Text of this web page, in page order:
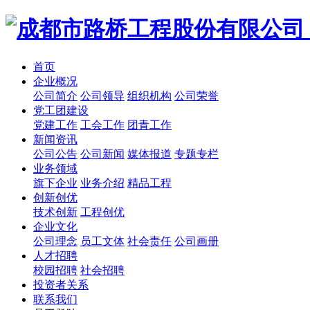
首页
企业概况
公司简介 公司领导 组织机构 公司荣誉
党工团建设
党建工作 工会工作 团青工作
新闻资讯
公司公告 公司新闻 媒体报道 专题专栏
业务领域
旗下企业 业务介绍 精品工程
创新创优
技术创新 工程创优
企业文化
公司理念 员工文体 社会责任 公司画册
人才招聘
校园招聘 社会招聘
投资者关系
联系我们